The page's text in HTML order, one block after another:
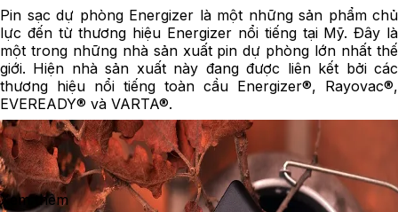
Pin sạc dự phòng Energizer là một những sản phẩm chủ
lực đến từ thương hiệu Energizer nổi tiếng tại Mỹ. Đây là
một trong những nhà sản xuất pin dự phòng lớn nhất thế
giới. Hiện nhà sản xuất này đang được liên kết bởi các
thương hiệu nổi tiếng toàn cầu Energizer®, Rayovac®,
EVEREADY® và VARTA®.
Xem thêm